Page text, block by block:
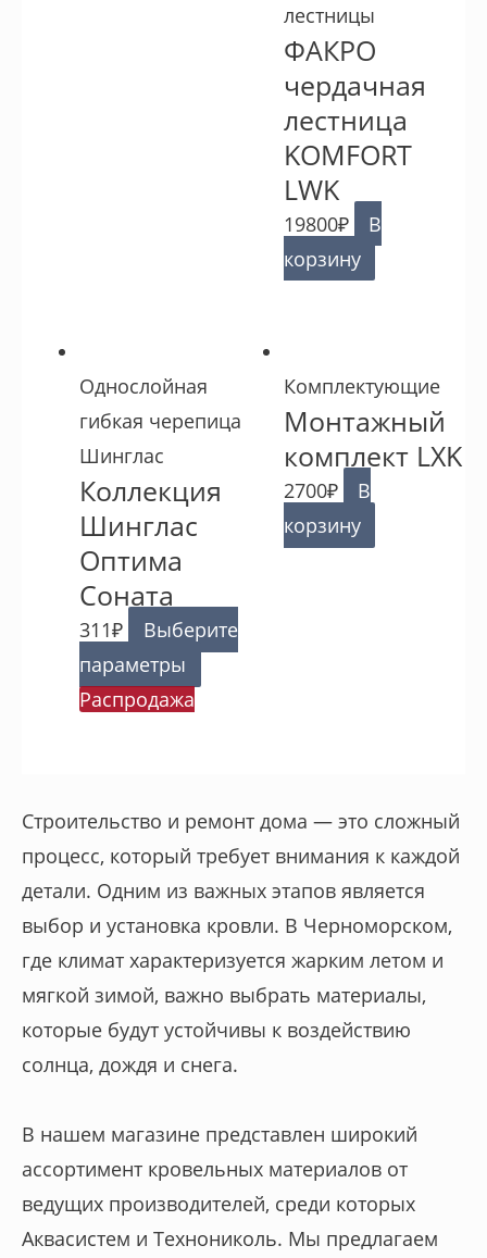
лестницы
ФАКРО
чердачная
лестница
KOMFORT
LWK
19800₽
В
корзину
Однослойная
гибкая черепица
Шинглас
Коллекция
Шинглас
Оптима
Соната
311₽
Выберите
параметры
Распродажа
Комплектующие
Монтажный
комплект LXK
2700₽
В
корзину
Строительство и ремонт дома — это сложный
процесс, который требует внимания к каждой
детали. Одним из важных этапов является
выбор и установка кровли. В Черноморском,
где климат характеризуется жарким летом и
мягкой зимой, важно выбрать материалы,
которые будут устойчивы к воздействию
солнца, дождя и снега.
В нашем магазине представлен широкий
ассортимент кровельных материалов от
ведущих производителей, среди которых
Аквасистем и Технониколь. Мы предлагаем